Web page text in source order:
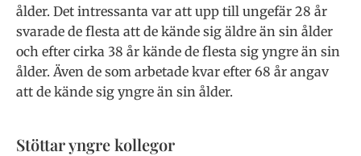
ålder. Det intressanta var att upp till ungefär 28 år
svarade de flesta att de kände sig äld­re än sin ålder
och efter cirka 38 år kände de flesta sig yngre än sin
ålder. Även de som arbetade kvar efter 68 år angav
att de kände sig yngre än sin ålder.
Stöttar yngre kollegor